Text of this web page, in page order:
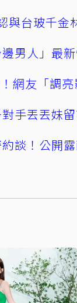
與台玻千金
男人」最
網友「調
手丟丟妹
談！公開